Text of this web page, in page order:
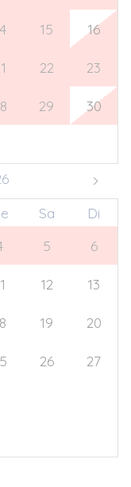
15 16
22 23
29 30
Sa
Di
5 6
12 13
19 20
26 27